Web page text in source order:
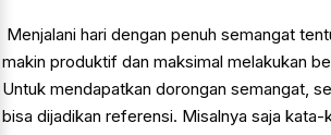
Menjalani hari dengan penuh semangat
makin produktif dan maksimal melakukan
Untuk mendapatkan dorongan semangat,
bisa dijadikan referensi. Misalnya saja kata-